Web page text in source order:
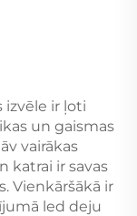
izvēle ir ļoti
un gaismas
vairākas
katrai ir savas
Vienkāršākā ir
led deju